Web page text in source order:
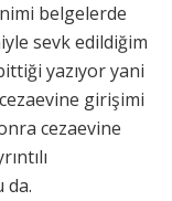
belgelerde
sevk edildiğim
yazıyor yani
girişimi
cezaevine
da.